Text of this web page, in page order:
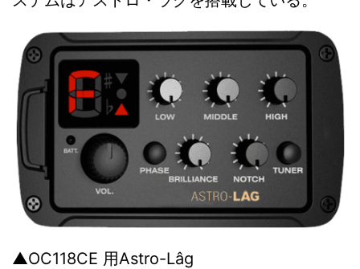
▲OC118CE 用Astro-Lâg